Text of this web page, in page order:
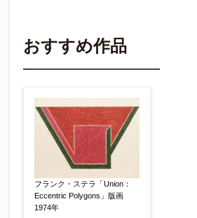
※不明な項目は空欄で結構です。
▼
作品の作家名 【任意】
作品の画題 【任意】
おすすめ作品
フランク・ステラ「Union：
Eccentric Polygons」版画
1974年